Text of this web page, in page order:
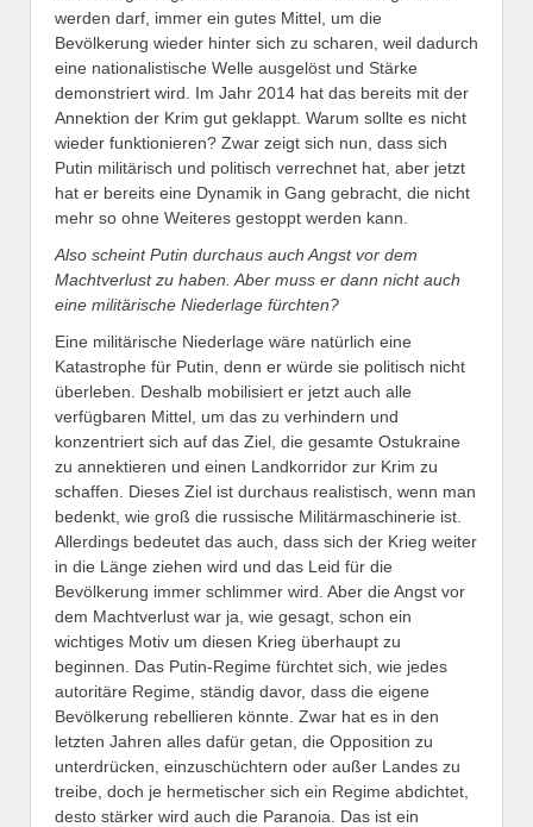
werden darf, immer ein gutes Mittel, um die
Bevölkerung wieder hinter sich zu scharen, weil dadurch
eine nationalistische Welle ausgelöst und Stärke
demonstriert wird. Im Jahr 2014 hat das bereits mit der
Annektion der Krim gut geklappt. Warum sollte es nicht
wieder funktionieren? Zwar zeigt sich nun, dass sich
Putin militärisch und politisch verrechnet hat, aber jetzt
hat er bereits eine Dynamik in Gang gebracht, die nicht
mehr so ohne Weiteres gestoppt werden kann.
Also scheintPutin durchaus auch Angstvor dem
Machtverlustzu haben. Aber muss er dann nicht auch
eine militärische Niederlage fürchten?
Eine militärische Niederlage wäre natürlich eine
Katastrophe für Putin, denn er würde sie politisch nicht
überleben. Deshalb mobilisiert er jetzt auch alle
verfügbaren Mittel, um das zu verhindern und
konzentriert sich auf das Ziel, die gesamte Ostukraine
zu annektieren und einen Landkorridor zur Krim zu
schaffen. Dieses Ziel ist durchaus realistisch, wenn man
bedenkt, wie groß die russische Militärmaschinerie ist.
Allerdings bedeutet das auch, dass sich der Krieg weiter
in die Länge ziehen wird und das Leid für die
Bevölkerung immer schlimmer wird. Aber die Angst vor
dem Machtverlust war ja, wie gesagt, schon ein
wichtiges Motiv um diesen Krieg überhaupt zu
beginnen. Das Putin-Regime fürchtet sich, wie jedes
autoritäre Regime, ständig davor, dass die eigene
Bevölkerung rebellieren könnte. Zwar hat es in den
letzten Jahren alles dafür getan, die Opposition zu
unterdrücken, einzuschüchtern oder außer Landes zu
treibe, doch je hermetischer sich ein Regime abdichtet,
desto stärker wird auch die Paranoia. Das ist ein